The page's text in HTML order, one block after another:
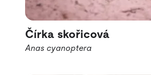
Čírka skořicová
Anas cyanoptera